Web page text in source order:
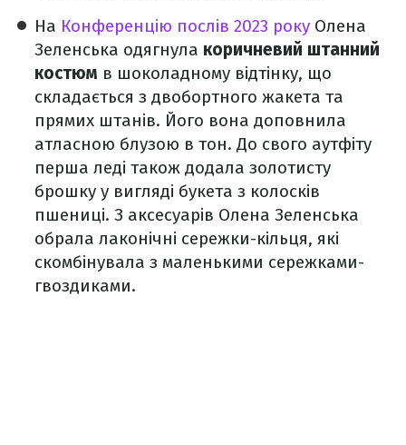
На Конференцію послів 2023 року Олена
Зеленська одягнула коричневий штанний
костюм в шоколадному відтінку, що
складається з двобортного жакета та
прямих штанів. Його вона доповнила
атласною блузою в тон. До свого аутфіту
перша леді також додала золотисту
брошку у вигляді букета з колосків
пшениці. З аксесуарів Олена Зеленська
обрала лаконічні сережки-кільця, які
скомбінувала з маленькими сережками-
гвоздиками.